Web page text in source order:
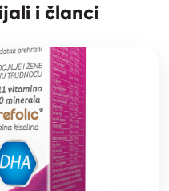
i članci